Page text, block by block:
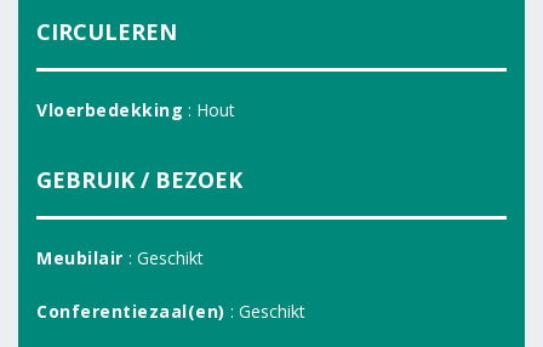
CIRCULEREN
Vloerbedekking : Hout
GEBRUIK / BEZOEK
Meubilair : Geschikt
Conferentiezaal(en) : Geschikt